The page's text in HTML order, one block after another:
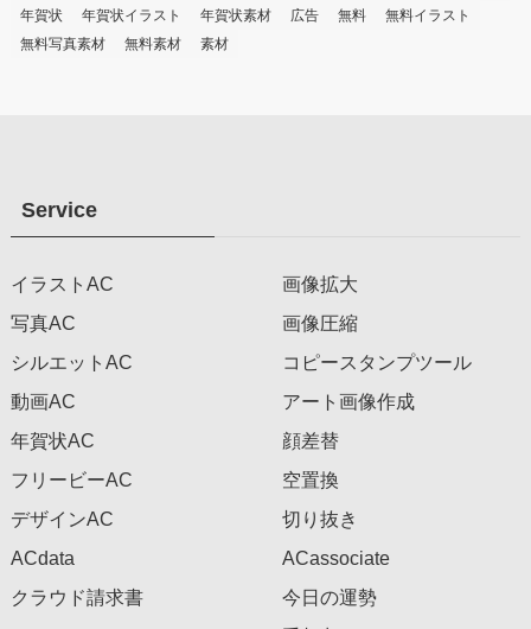
年賀状
年賀状イラスト 年賀状素材 広告 無料
無料イラスト
無料写真素材
無料素材 素材
Service
イラストAC
写真AC
シルエットAC
動画AC
年賀状AC
フリービーAC
デザインAC
ACdata
クラウド請求書
画像拡大
画像圧縮
コピースタンプツール
アート画像作成
顔差替
空置換
切り抜き
ACassociate
今日の運勢